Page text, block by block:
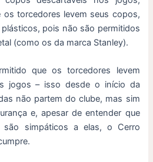
os torcedores levem seus copos,
pois não são permitidos
(como os da marca Stanley).
que os torcedores levem
jogos – isso desde o início da
não partem do clube, mas sim
e, apesar de entender que
são simpáticos a elas, o Cerro
cumpre.